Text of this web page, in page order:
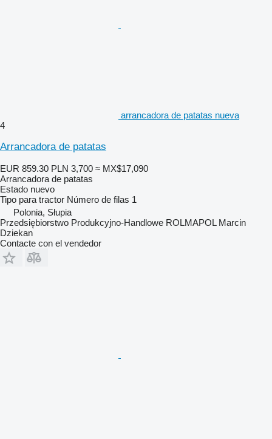
arrancadora de patatas nueva
4
Arrancadora de patatas
EUR 859.30 PLN 3,700 ≈ MX$17,090
Arrancadora de patatas
Estado nuevo
Tipo para tractor Número de filas 1
Polonia, Słupia
Przedsiębiorstwo Produkcyjno-Handlowe ROLMAPOL Marcin
Dziekan
Contacte con el vendedor